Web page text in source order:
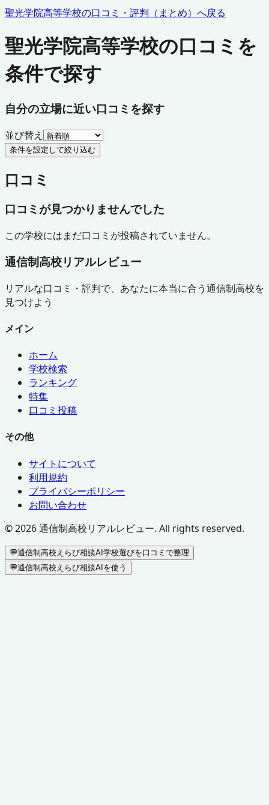
聖光学院高等学校の口コミ・評判（まとめ）へ戻る
聖光学院高等学校の口コミを
条件で探す
自分の立場に近い口コミを探す
並び替え
条件を設定して絞り込む
口コミ
口コミが見つかりませんでした
この学校にはまだ口コミが投稿されていません。
通信制高校リアルレビュー
リアルな口コミ・評判で、あなたに本当に合う通信制高校を
見つけよう
メイン
ホーム
学校検索
ランキング
特集
口コミ投稿
その他
サイトについて
利用規約
プライバシーポリシー
お問い合わせ
©2026通信制高校リアルレビュー. All rights reserved.
💬通信制高校えらび相談AI学校選びを口コミで整理
💬通信制高校えらび相談AIを使う